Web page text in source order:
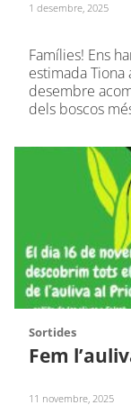
1 desembre, 2025
Famílies! Ens
estimada Tiona
desembre
dels boscos
Sortides
Fem
11 novembre, 2025